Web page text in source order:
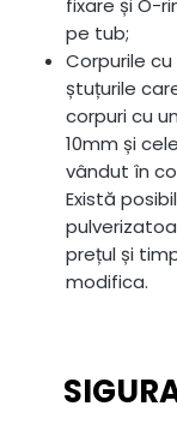
fixare și O-
pe tub;
Corpurile
ștuțurile
corpuri cu
10mm și
vândut în
Există
prețul și
modifica.